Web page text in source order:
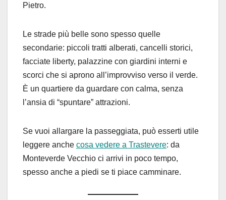
Pietro.
Le strade più belle sono spesso quelle
secondarie: piccoli tratti alberati, cancelli storici,
facciate liberty, palazzine con giardini interni e
scorci che si aprono all’improvviso verso il verde.
È un quartiere da guardare con calma, senza
l’ansia di “spuntare” attrazioni.
Se vuoi allargare la passeggiata, può esserti utile
leggere anche cosa vedere a Trastevere: da
Monteverde Vecchio ci arrivi in poco tempo,
spesso anche a piedi se ti piace camminare.